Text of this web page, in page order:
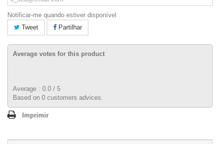
Notificar-me quando estiver disponível
Tweet
Partilhar
Average votes for this product
Average : 0.0 / 5
Based on 0 customers advices.
Imprimir